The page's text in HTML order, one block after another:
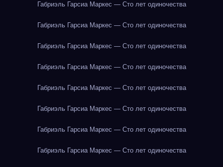
Габриэль Гарсиа Маркес — Сто лет одиночества
Габриэль Гарсиа Маркес — Сто лет одиночества
Габриэль Гарсиа Маркес — Сто лет одиночества
Габриэль Гарсиа Маркес — Сто лет одиночества
Габриэль Гарсиа Маркес — Сто лет одиночества
Габриэль Гарсиа Маркес — Сто лет одиночества
Габриэль Гарсиа Маркес — Сто лет одиночества
Габриэль Гарсиа Маркес — Сто лет одиночества